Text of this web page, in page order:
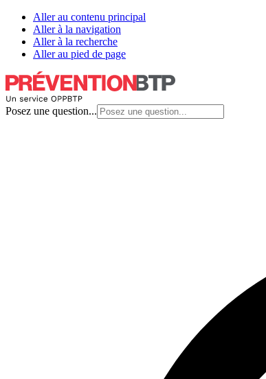
Aller au contenu principal
Aller à la navigation
Aller à la recherche
Aller au pied de page
Posez une question...